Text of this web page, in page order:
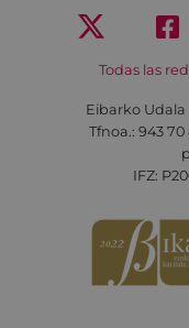
Todas las
Eibarko Udala
Tfnoa.: 943 70
IFZ: